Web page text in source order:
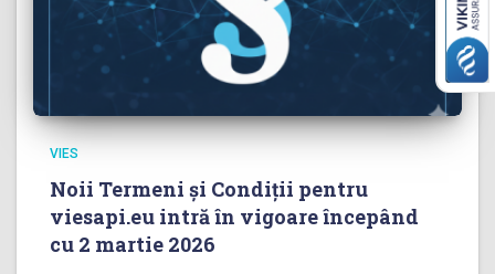
VIES
Noii Termeni și Condiții pentru
viesapi.eu intră în vigoare începând
cu 2 martie 2026